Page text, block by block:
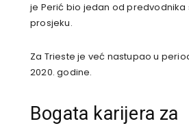
je Perić bio jedan od predvodnika
prosjeku.
Za Trieste je već nastupao u
2020. godine.
Bogata karijera za